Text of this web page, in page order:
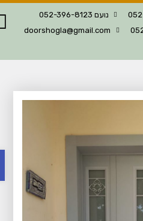
נועם 052-396-8123
doorshogla@gmail.com